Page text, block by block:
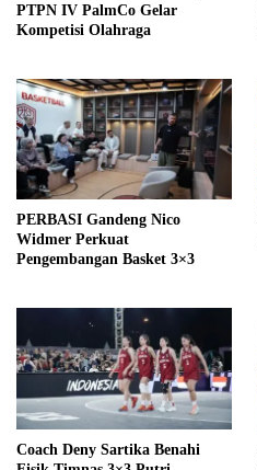
PTPN IV PalmCo Gelar
Kompetisi Olahraga
PERBASI Gandeng Nico
Widmer Perkuat
Pengembangan Basket 3×3
Coach Deny Sartika Benahi